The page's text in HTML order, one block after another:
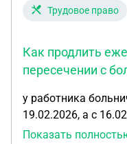
Трудовое право
Как продлить
пересечении с
у работника
19.02.2026, а с
должен быть
Показать